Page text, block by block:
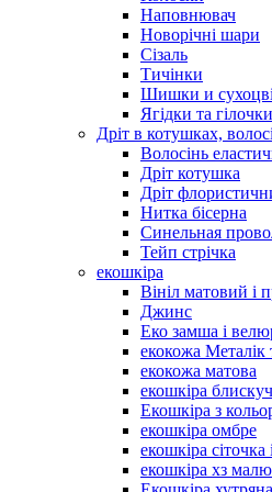
Наповнювач
Новорічні шари
Сізаль
Тичінки
Шишки и
Ягідки та гілочки
Дріт в котушках,
Волосінь
Дріт котушка
Дріт
Нитка бісерна
Синельная
Тейп стрічка
екошкіра
Вініл матовий і
Джинс
Еко замша і
екокожа Металік
екокожа матова
екошкіра
Екошкіра з
екошкіра омбре
екошкіра
екошкіра хз